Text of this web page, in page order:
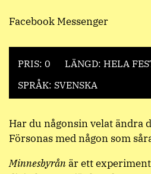
Facebook Messenger
PRIS: 0
LÄNGD: HELA
SPRÅK: SVENSKA
Har du någonsin velat ändra
Försonas med någon som
Minnesbyrånär ett